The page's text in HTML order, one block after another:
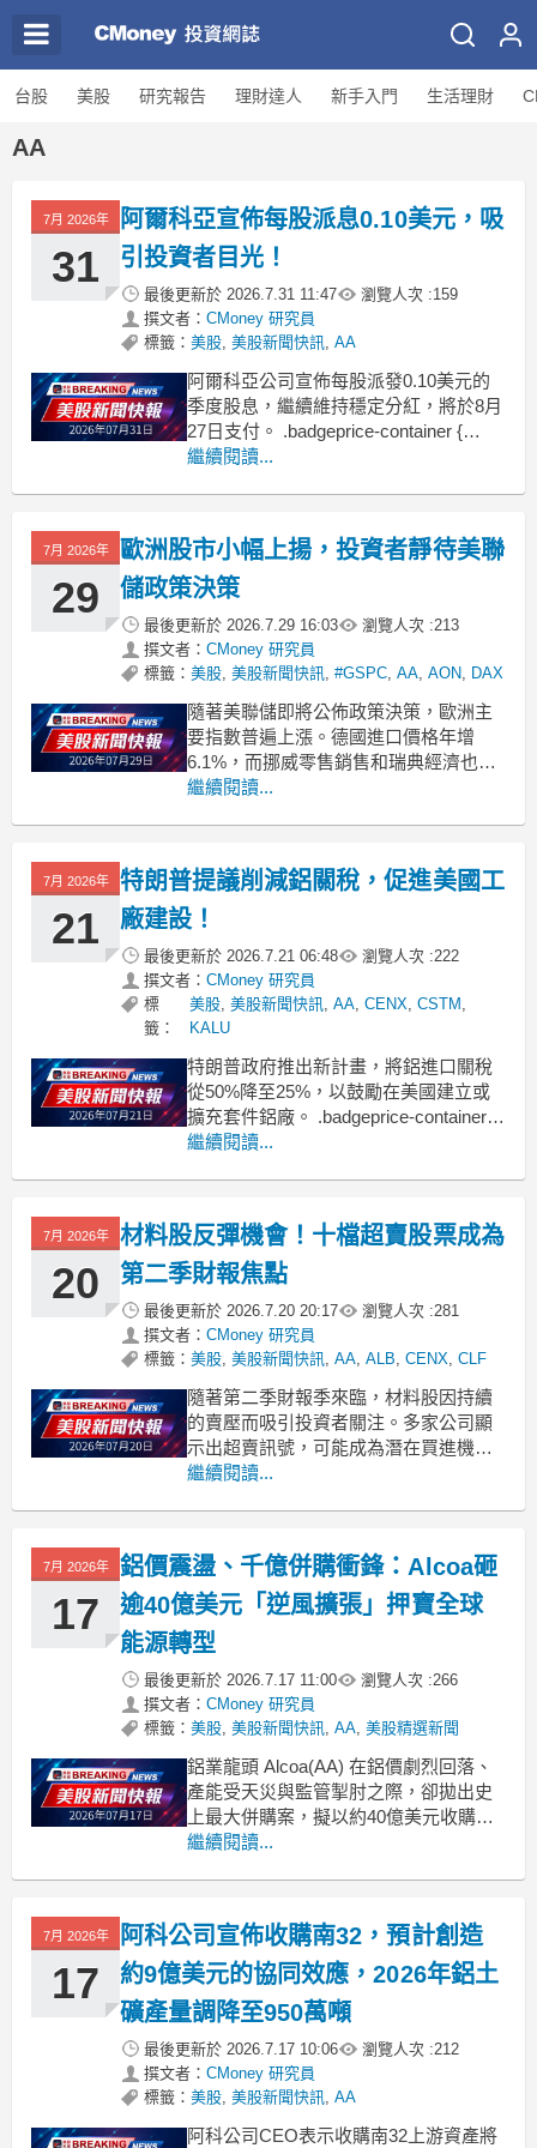
台股 美股 研究報告 理財達人 新手入門 生活理財
AA
7月 2026年
31
阿爾科亞宣佈每股派息0.10美元，吸
引投資者目光！
最後更新於 2026.7.31 11:47 瀏覽人次 :159
撰文者： CMoney 研究員
標籤： 美股, 美股新聞快訊, AA
阿爾科亞公司宣佈每股派發0.10美元的
季度股息，繼續維持穩定分紅，將於8月
27日支付。 .badgeprice-container {
display: flex !important;
flex-wr
繼續閱讀...
7月 2026年
29
歐洲股市小幅上揚，投資者靜待美聯
儲政策決策
最後更新於 2026.7.29 16:03 瀏覽人次 :213
撰文者： CMoney 研究員
標籤： 美股, 美股新聞快訊, #GSPC, AA, AON, DAX
隨著美聯儲即將公佈政策決策，歐洲主
要指數普遍上漲。德國進口價格年增
6.1%，而挪威零售銷售和瑞典經濟也顯
示增長跡象。 .badgeprice-container {
gap: 1rem !important;
繼續閱讀...
7月 2026年
21
特朗普提議削減鋁關稅，促進美國工
廠建設！
最後更新於 2026.7.21 06:48 瀏覽人次 :222
撰文者： CMoney 研究員
標
籤：
美股, 美股新聞快訊, AA, CENX, CSTM ,
KALU
特朗普政府推出新計畫，將鋁進口關稅
從50%降至25%，以鼓勵在美國建立或
擴充套件鋁廠。 .badgeprice-container {
display: flex !important;
flex-wr
繼續閱讀...
7月 2026年
20
材料股反彈機會！十檔超賣股票成為
第二季財報焦點
最後更新於 2026.7.20 20:17 瀏覽人次 :281
撰文者： CMoney 研究員
標籤： 美股, 美股新聞快訊, AA, ALB, CENX, CLF
隨著第二季財報季來臨，材料股因持續
的賣壓而吸引投資者關注。多家公司顯
示出超賣訊號，可能成為潛在買進機
會。 .badgeprice-container {
gap: 1rem !important;
繼續閱讀...
7月 2026年
17
鋁價震盪、千億併購衝鋒：Alcoa砸
逾40億美元「逆風擴張」押寶全球
能源轉型
最後更新於 2026.7.17 11:00 瀏覽人次 :266
撰文者： CMoney 研究員
標籤： 美股, 美股新聞快訊, AA, 美股精選新聞
鋁業龍頭 Alcoa(AA) 在鋁價劇烈回落、
產能受天災與監管掣肘之際，卻拋出史
上最大併購案，擬以約40億美元收購
South32 上游鋁資產，喊出近9億美元綜
繼續閱讀...
7月 2026年
17
阿科公司宣佈收購南32，預計創造
約9億美元的協同效應，2026年鋁土
礦產量調降至950萬噸
最後更新於 2026.7.17 10:06 瀏覽人次 :212
撰文者： CMoney 研究員
標籤： 美股, 美股新聞快訊, AA
阿科公司CEO表示收購南32上游資產將